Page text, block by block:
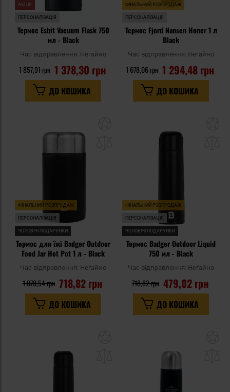
АКЦІЯ
ПЕРСОНАЛІЗАЦІЯ
Термос Esbit Vacuum Flask 750
мл - Black
Час відправлення: Негайно
1 378,30 грн
1 857,91 грн
ДО КОШИКА
ФІНАЛЬНИЙ РОЗПРОДАЖ
ПЕРСОНАЛІЗАЦІЯ
Термос Fjord Nansen Honer 1 л
Black
Час відправлення: Негайно
1 294,48 грн
1 678,06 грн
ДО КОШИКА
ФІНАЛЬНИЙ РОЗПРОДАЖ
ПЕРСОНАЛІЗАЦІЯ
ЧОЛОВІЧІ ПОДАРУНКИ
Термос для їжі Badger Outdoor
Food Jar Hot Pot 1 л - Black
Час відправлення: Негайно
718,82 грн
1 078,54 грн
ДО КОШИКА
ФІНАЛЬНИЙ РОЗПРОДАЖ
ПЕРСОНАЛІЗАЦІЯ
ЧОЛОВІЧІ ПОДАРУНКИ
Термос Badger Outdoor Liquid
750 мл - Black
Час відправлення: Негайно
479,02 грн
718,82 грн
ДО КОШИКА